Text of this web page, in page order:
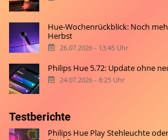
Hue-Wochenrückblick: Noch
Herbst
26.07.2026 - 13:45 Uhr
Philips Hue 5.72: Update ohne
24.07.2026 - 8:25 Uhr
Testberichte
Philips Hue Play Stehleuchte